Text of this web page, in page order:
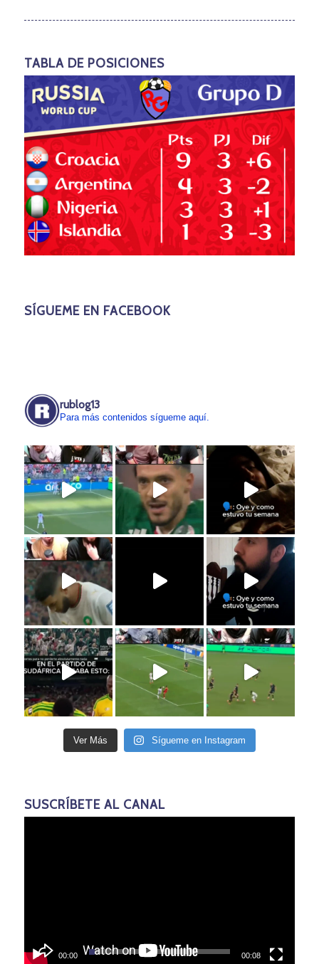
TABLA DE POSICIONES
SÍGUEME EN FACEBOOK
rublog13
Para más contenidos sígueme aquí.
Ver Más Sígueme en Instagram
SUSCRÍBETE AL CANAL
00:00 00:08